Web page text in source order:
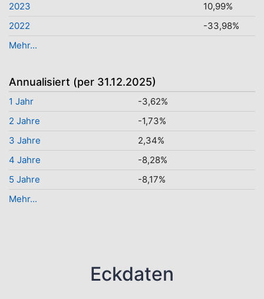
2023
10,99%
2022
-33,98%
Mehr...
Annualisiert (per 31.12.2025)
1 Jahr
-3,62%
2 Jahre
-1,73%
3 Jahre
2,34%
4 Jahre
-8,28%
5 Jahre
-8,17%
Mehr...
Eckdaten